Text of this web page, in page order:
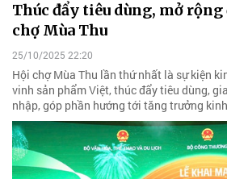
Thúc đẩy tiêu dùng, mở rộng
chợ Mùa Thu
25/10/2025 22:20
Hội chợ Mùa Thu lần thứ nhất là sự kiện
vinh sản phẩm Việt, thúc đẩy tiêu dùng,
nhập, góp phần hướng tới tăng trưởng